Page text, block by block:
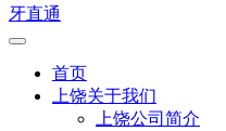
首页
上饶关于我们
上饶公司简介